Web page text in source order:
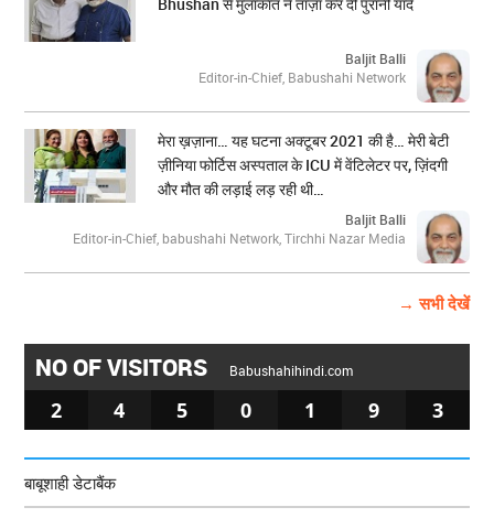
Bhushan से मुलाकात ने ताज़ा कर दीं पुरानी यादें
Baljit Balli
Editor-in-Chief, Babushahi Network
मेरा ख़ज़ाना… यह घटना अक्टूबर 2021 की है… मेरी बेटी
ज़ीनिया फोर्टिस अस्पताल के ICU में वेंटिलेटर पर, ज़िंदगी
और मौत की लड़ाई लड़ रही थी…
Baljit Balli
Editor-in-Chief, babushahi Network, Tirchhi Nazar Media
→ सभी देखें
NO OF VISITORS Babushahihindi.com
2 4 5 0 1 9 3
बाबूशाही डेटाबैंक